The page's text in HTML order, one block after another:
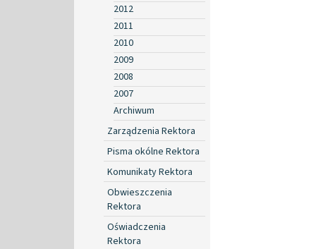
2012
2011
2010
2009
2008
2007
Archiwum
Zarządzenia Rektora
Pisma okólne Rektora
Komunikaty Rektora
Obwieszczenia
Rektora
Oświadczenia
Rektora